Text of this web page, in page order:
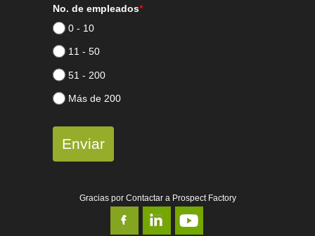
No. de empleados*
0 - 10
11 - 50
51 - 200
Más de 200
Enviar
Gracias por Contactar a Prospect Factory